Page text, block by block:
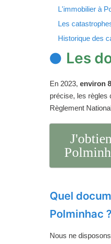
L'immobilier à
Les
Historique des
Les
En 2023, environ
précise, les règles
Règlement
Quel
Polminhac ?
Nous ne